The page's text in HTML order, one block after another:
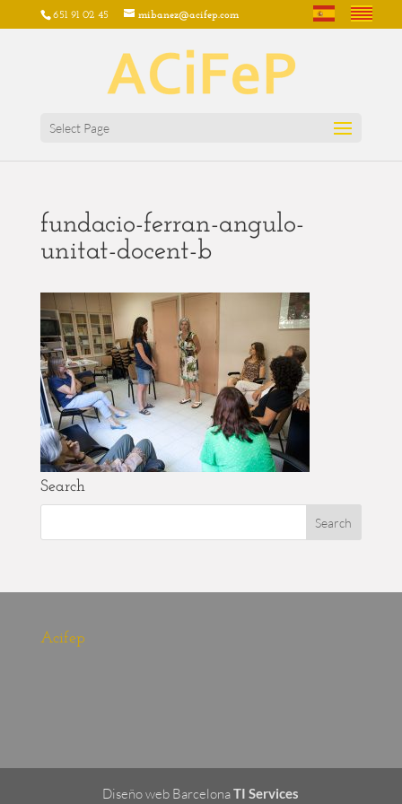
651 91 02 45 mibanez@acifep.com
Select Page
fundacio-ferran-angulo-
unitat-docent-b
Search
Acifep
Diseño web BarcelonaTI Services